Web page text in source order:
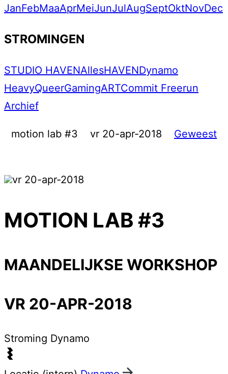
JanFebMaaAprMeiJunJulAugSeptOktNovDec
STROMINGEN
STUDIO HAVENAllesHAVENDynamo
HeavyQueerGamingARTCommit Freerun
Archief
motion lab #3 vr 20-apr-2018 Geweest
vr 20-apr-2018
MOTION LAB #3
MAANDELIJKSE WORKSHOP
VR 20-APR-2018
Stroming Dynamo